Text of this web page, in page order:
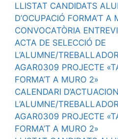
LLISTAT CANDIDATS
D’OCUPACIÓ FORMA’T A
CONVOCATÒRIA
ACTA DE SELECCIÓ DE
L’ALUMNE/
AGAR0309 PROJECTE
FORMA’T A MURO 2»
CALENDARI
L’ALUMNE/
AGAR0309 PROJECTE
FORMA’T A MURO 2»